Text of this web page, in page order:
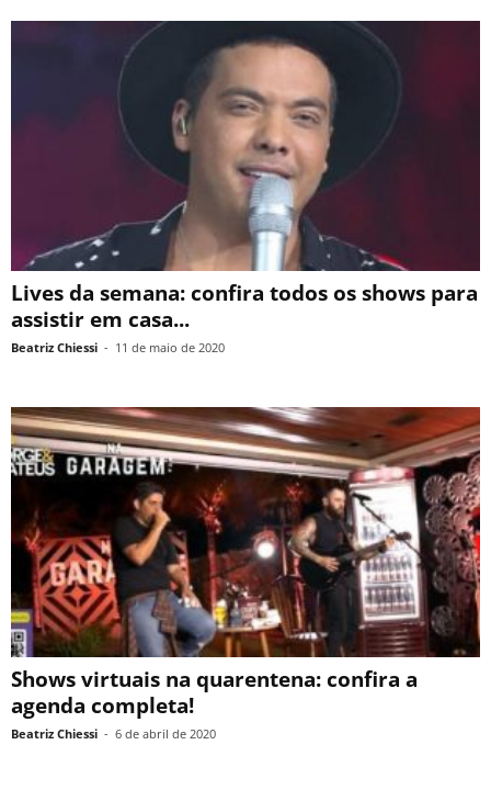
Lives da semana: confira todos os shows para
assistir em casa...
Beatriz Chiessi - 11 de maio de 2020
Shows virtuais na quarentena: confira a
agenda completa!
Beatriz Chiessi - 6 de abril de 2020